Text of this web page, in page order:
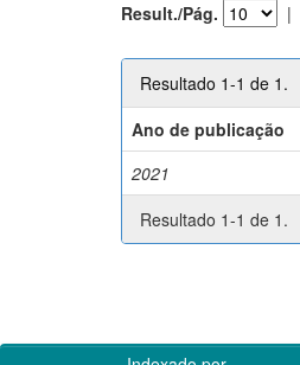
Result./Pág. |
Resultado 1-1 de 1.
Ano de publicação
2021
Resultado 1-1 de 1.